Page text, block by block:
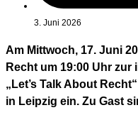
3. Juni 2026
Am Mittwoch, 17. Juni
Recht um 19:00 Uhr
„Let’s Talk About
in Leipzig ein. Zu Gast